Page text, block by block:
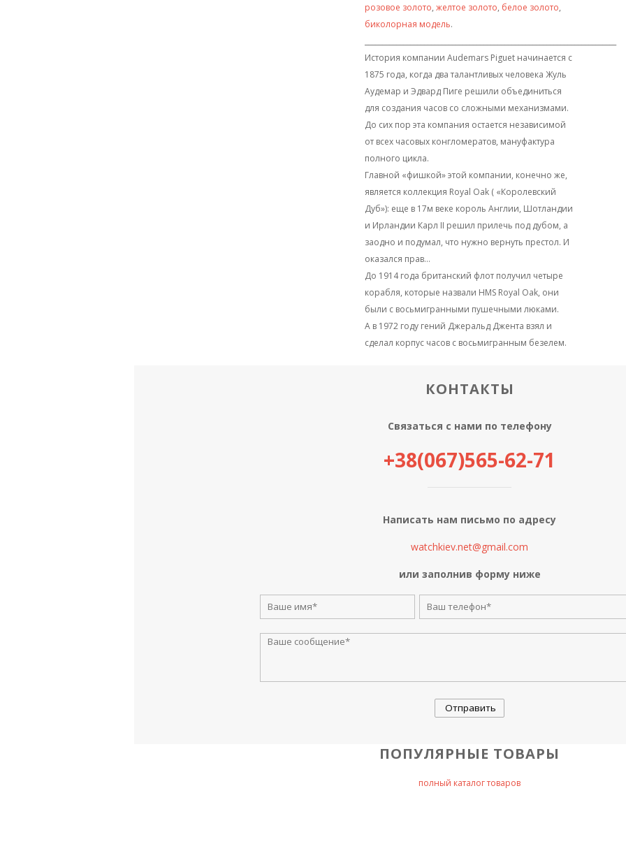
розовое золото, желтое золото, белое золото,
биколорная модель.
История компании Audemars Piguet начинается с
1875 года, когда два талантливых человека Жуль
Аудемар и Эдвард Пиге решили объединиться
для создания часов со сложными механизмами.
До сих пор эта компания остается независимой
от всех часовых конгломератов, мануфактура
полного цикла.
Главной «фишкой» этой компании, конечно же,
является коллекция Royal Oak ( «Королевский
Дуб»): еще в 17м веке король Англии, Шотландии
и Ирландии Карл II решил прилечь под дубом, а
заодно и подумал, что нужно вернуть престол. И
оказался прав…
До 1914 года британский флот получил четыре
корабля, которые назвали HMS Royal Oak, они
были с восьмигранными пушечными люками.
А в 1972 году гений Джеральд Джента взял и
сделал корпус часов с восьмигранным безелем.
КОНТАКТЫ
Связаться с нами по телефону
+38(067)565-62-71
Написать нам письмо по адресу
watchkiev.net@gmail.com
или заполнив форму ниже
ПОПУЛЯРНЫЕ ТОВАРЫ
полный каталог товаров